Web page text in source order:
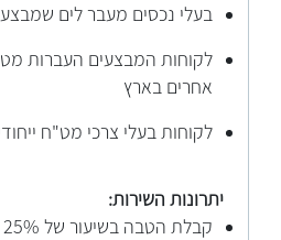
בעלי נכסים מעבר לים
לקוחות המבצעים העברות
אחרים בארץ
לקוחות בעלי צרכי מט"ח
יתרונות השירות: